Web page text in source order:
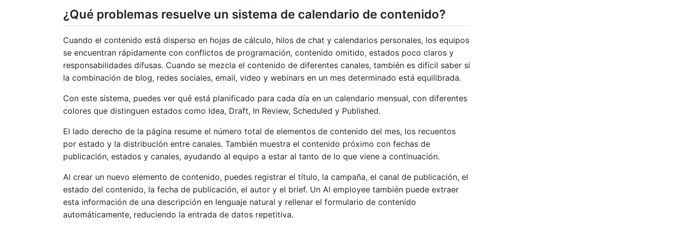
¿Qué problemas resuelve un sistema de calendario de contenido?
Cuando el contenido está disperso en hojas de cálculo, hilos de chat y calendarios personales, los equipos
se encuentran rápidamente con conflictos de programación, contenido omitido, estados poco claros y
responsabilidades difusas. Cuando se mezcla el contenido de diferentes canales, también es difícil saber si
la combinación de blog, redes sociales, email, video y webinars en un mes determinado está equilibrada.
Con este sistema, puedes ver qué está planificado para cada día en un calendario mensual, con diferentes
colores que distinguen estados como Idea, Draft, In Review, Scheduled y Published.
El lado derecho de la página resume el número total de elementos de contenido del mes, los recuentos
por estado y la distribución entre canales. También muestra el contenido próximo con fechas de
publicación, estados y canales, ayudando al equipo a estar al tanto de lo que viene a continuación.
Al crear un nuevo elemento de contenido, puedes registrar el título, la campaña, el canal de publicación, el
estado del contenido, la fecha de publicación, el autor y el brief. Un AI employee también puede extraer
esta información de una descripción en lenguaje natural y rellenar el formulario de contenido
automáticamente, reduciendo la entrada de datos repetitiva.